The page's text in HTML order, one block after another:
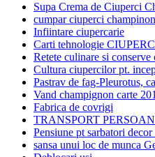
Supa Crema de Ciuperci
cumpar ciuperci champinon
Infiintare ciupercarie
Carti tehnologie
Retete culinare si conserve
Cultura ciupercilor pt.
Pastrav de fag-Pleurotus,
Vand champignon carte
Fabrica de covrigi
TRANSPORT
Pensiune pt sarbatori
sansa unui loc de munca